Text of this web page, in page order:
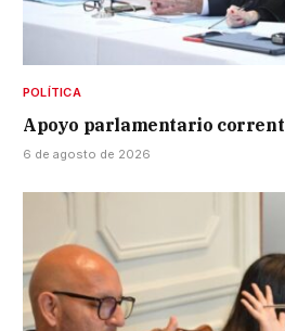
POLÍTICA
Apoyo parlamentario
6 de agosto de 2026